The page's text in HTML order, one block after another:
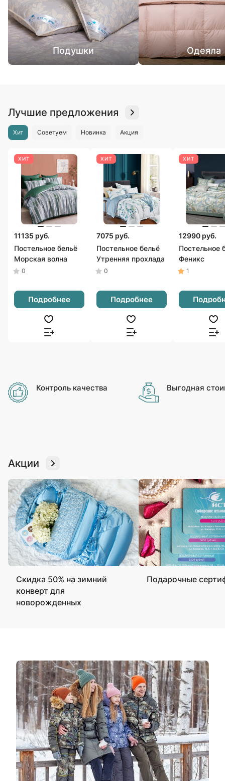
Подушки Одеяла
Лучшие предложения
Хит Советуем Новинка Акция
ХИТ
11135 руб.
Постельное бельё
Морская волна
0
Подробнее
ХИТ
7075 руб.
Постельное бельё
Утренняя прохлада
0
Подробнее
ХИТ
12990 руб.
Постельное
Феникс
1
Контроль качества Выгодная
Акции
Скидка 50% на зимний
конверт для
новорожденных
Подарочные